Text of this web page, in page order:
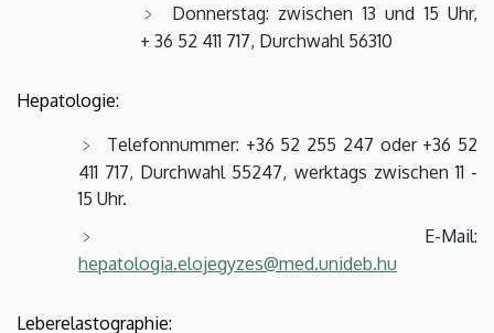
Donnerstag: zwischen 13 und 15 Uhr,
+ 36 52 411 717, Durchwahl 56310
Hepatologie:
Telefonnummer: +36 52 255 247 oder +36 52
411 717, Durchwahl 55247, werktags zwischen 11 -
15 Uhr.
E-Mail:
hepatologia.elojegyzes@med.unideb.hu
Leberelastographie: